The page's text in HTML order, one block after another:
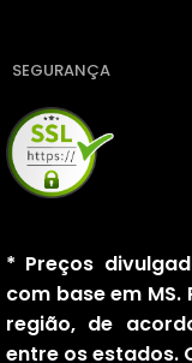
SEGURANÇA
* Preços
com base em
região, de
entre os estados.